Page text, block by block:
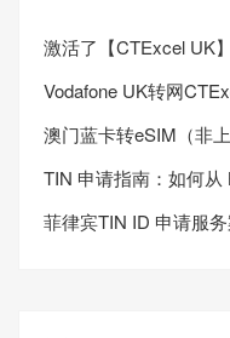
激活了【CTExcel UK
Vodafone UK转网
澳门蓝卡转eSIM（非
TIN 申请指南：如何从
菲律宾TIN ID 申请服